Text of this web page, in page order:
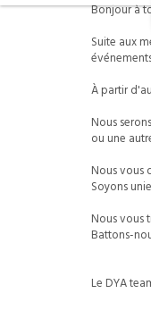
Bonjour à
Suite aux
À partir
Nous
ou une
Nous vous
Soyons
Nous vous
Battons-
Le DYA